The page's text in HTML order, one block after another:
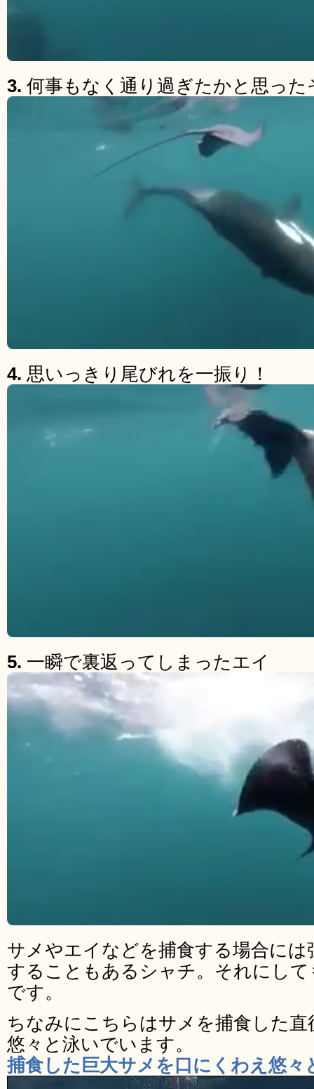
3. 何事もなく通り過ぎたかと思った
4. 思いっきり尾びれを一振り！
5. 一瞬で裏返ってしまったエイ
サメやエイなどを捕食する場合には
することもあるシャチ。それにし
です。
ちなみにこちらはサメを捕食した
悠々と泳いでいます。
捕食した巨大サメを口にくわえ悠々